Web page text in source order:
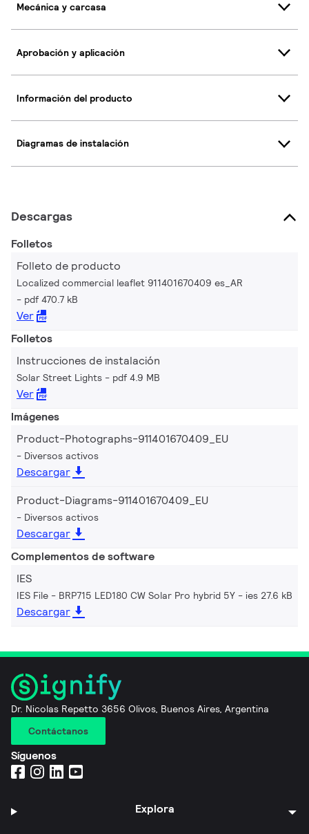
Mecánica y carcasa
Aprobación y aplicación
Información del producto
Diagramas de instalación
Descargas
Folletos
Folleto de producto
Localized commercial leaflet 911401670409 es_AR
pdf 470.7 kB
Ver
Folletos
Instrucciones de instalación
Solar Street Lights pdf 4.9 MB
Ver
Imágenes
Product-Photographs-911401670409_EU
Diversos activos
Descargar
Product-Diagrams-911401670409_EU
Diversos activos
Descargar
Complementos de software
IES
IES File - BRP715 LED180 CW Solar Pro hybrid 5Y ies 27.6 kB
Descargar
Dr. Nicolas Repetto 3656 Olivos, Buenos Aires, Argentina
Contáctanos
Síguenos
Explora